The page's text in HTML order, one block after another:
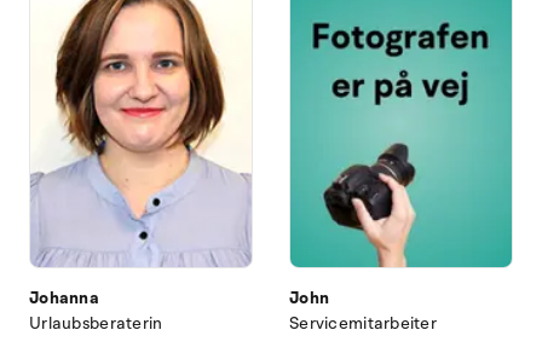
Johanna
Urlaubsberaterin
John
Servicemitarbeiter